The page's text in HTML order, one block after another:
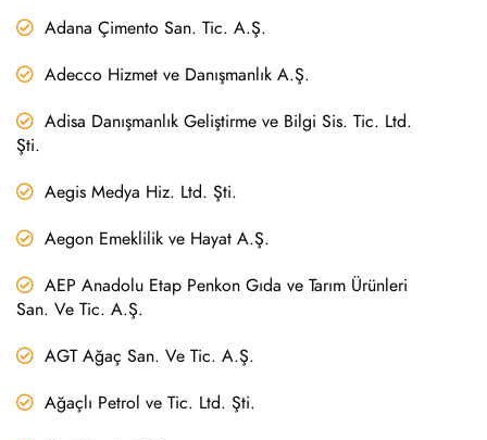
Adana Çimento San. Tic. A.Ş.
Adecco Hizmet ve Danışmanlık A.Ş.
Adisa Danışmanlık Geliştirme ve Bilgi Sis. Tic. Ltd.
Şti.
Aegis Medya Hiz. Ltd. Şti.
Aegon Emeklilik ve Hayat A.Ş.
AEP Anadolu Etap Penkon Gıda ve Tarım Ürünleri
San. Ve Tic. A.Ş.
AGT Ağaç San. Ve Tic. A.Ş.
Ağaçlı Petrol ve Tic. Ltd. Şti.